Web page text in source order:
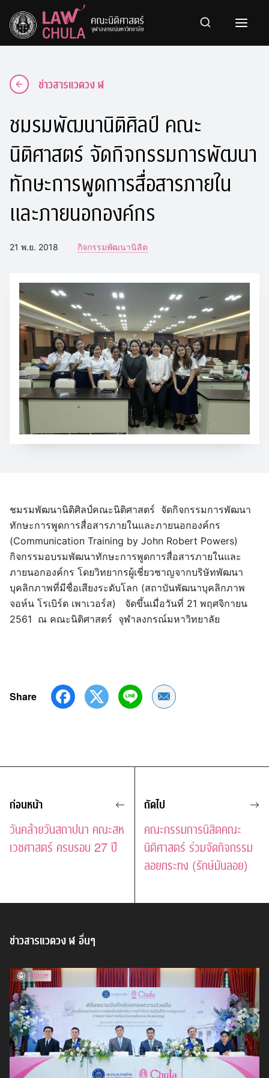
content
ข่าวสารแวดวง ฬ
ชมรมพัฒนานิติศิลป์ คณะ
นิติศาสตร์ จัดกิจกรรมการพัฒนา
ทักษะการพูดการสื่อสารภายใน
และภายนอกองค์กร
21 พ.ย. 2018 กิจกรรมพัฒนานิสิต
ชมรมพัฒนานิติศิลป์คณะนิติศาสตร์ จัดกิจกรรมการพัฒนา
ทักษะการพูดการสื่อสารภายในและภายนอกองค์กร
(Communication Training by John Robert Powers)
กิจกรรมอบรมพัฒนาทักษะการพูดการสื่อสารภายในและ
ภายนอกองค์กร โดยวิทยากรผู้เชี่ยวชาญจากบริษัทพัฒนา
บุคลิกภาพที่มีชื่อเสียงระดับโลก (สถาบันพัฒนาบุคลิกภาพ
จอห์น โรเบิร์ต เพาเวอร์ส) จัดขึ้นเมื่อวันที่ 21 พฤศจิกายน
2561 ณ คณะนิติศาสตร์ จุฬาลงกรณ์มหาวิทยาลัย
Share Share by Email
ก่อนหน้า
วันคล้ายวันสถาปนา คณะสห
เวชศาสตร์ ครบรอบ 27 ปี
ถัดไป
คณะกรรมการนิสิตคณะ
นิติศาสตร์ ร่วมจัดกิจกรรม
ลอยกระทง (รักษ์มันลอย)
ข่าวสารแวดวง ฬ อื่นๆ